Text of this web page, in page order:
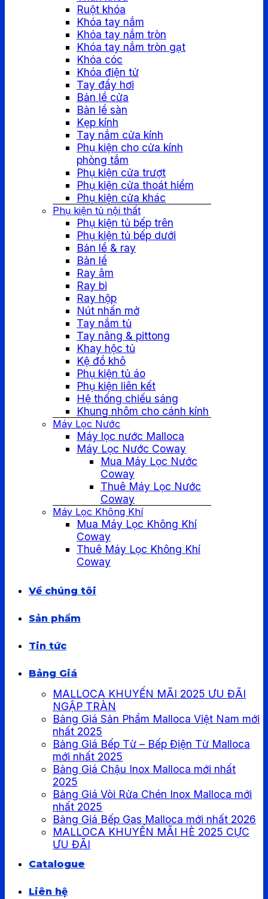
Ruột khóa
Khóa tay nắm
Khóa tay nắm tròn
Khóa tay nắm tròn gạt
Khóa cóc
Khóa điện tử
Tay đẩy hơi
Bản lề cửa
Bản lề sàn
Kẹp kính
Tay nắm cửa kính
Phụ kiện cho cửa kính
phòng tắm
Phụ kiện cửa trượt
Phụ kiện cửa thoát hiểm
Phụ kiện cửa khác
Phụ kiện tủ nội thất
Phụ kiện tủ bếp trên
Phụ kiện tủ bếp dưới
Bản lề & ray
Bản lề
Ray âm
Ray bi
Ray hộp
Nút nhấn mở
Tay nắm tủ
Tay nâng & pittong
Khay hộc tủ
Kệ đồ khô
Phụ kiện tủ áo
Phụ kiện liên kết
Hệ thống chiếu sáng
Khung nhôm cho cánh kính
Máy Lọc Nước
Máy lọc nước Malloca
Máy Lọc Nước Coway
Mua Máy Lọc Nước
Coway
Thuê Máy Lọc Nước
Coway
Máy Lọc Không Khí
Mua Máy Lọc Không Khí
Coway
Thuê Máy Lọc Không Khí
Coway
Về chúng tôi
Sản phẩm
Tin tức
Bảng Giá
MALLOCA KHUYẾN MÃI 2025 ƯU ĐÃI
NGẬP TRÀN
Bảng Giá Sản Phẩm Malloca Việt Nam mới
nhất 2025
Bảng Giá Bếp Từ – Bếp Điện Từ Malloca
mới nhất 2025
Bảng Giá Chậu Inox Malloca mới nhất
2025
Bảng Giá Vòi Rửa Chén Inox Malloca mới
nhất 2025
Bảng Giá Bếp Gas Malloca mới nhất 2026
MALLOCA KHUYẾN MÃI HÈ 2025 CỰC
ƯU ĐÃI
Catalogue
Liên hệ